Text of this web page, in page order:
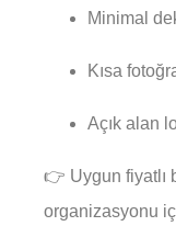
Minimal
Kısa
Açık alan
👉 Uygun fiyatlı
organizasyonu